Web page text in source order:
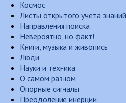
Космос
Листы открытого учета знаний
Направления поиска
Невероятно, но факт!
Книги, музыка и живопись
Люди
Науки и техника
О самом разном
Опорные сигналы
Преодоление инерции